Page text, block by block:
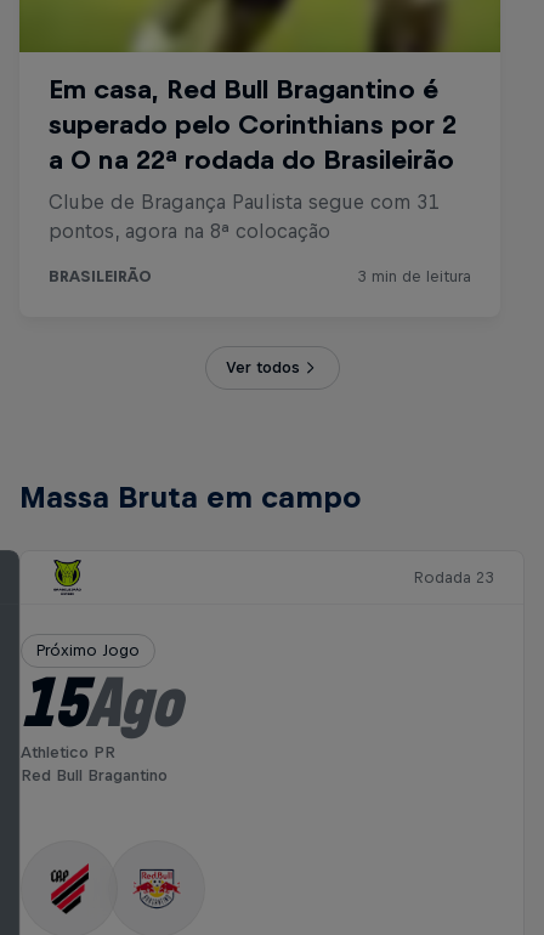
Ver todos
Massa Bruta em campo
Rodada 23
Próximo Jogo
15Ago
Athletico PR
Red Bull Bragantino